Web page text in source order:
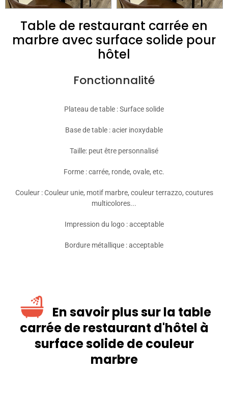
Table de restaurant carrée en
marbre avec surface solide pour
hôtel
Fonctionnalité
Plateau de table : Surface solide
Base de table : acier inoxydable
Taille: peut être personnalisé
Forme : carrée, ronde, ovale, etc.
Couleur : Couleur unie, motif marbre, couleur terrazzo, coutures
multicolores...
Impression du logo : acceptable
Bordure métallique : acceptable
En savoir plus sur la table
carrée de restaurant d'hôtel à
surface solide de couleur
marbre